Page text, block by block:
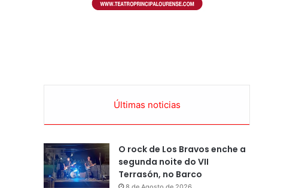
Últimas noticias
O rock de Los Bravos enche a
segunda noite do VII
Terrasón, no Barco